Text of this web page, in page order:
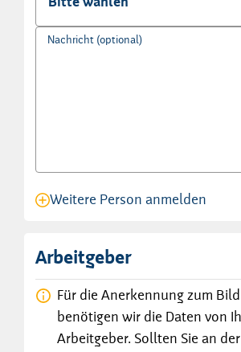
Nachricht (optional)
Anmeldung für eine Person
Weitere Person anmelden
Arbeitgeber
Für die Anerkennung zum
benötigen wir die Daten von
Arbeitgeber. Sollten Sie an der